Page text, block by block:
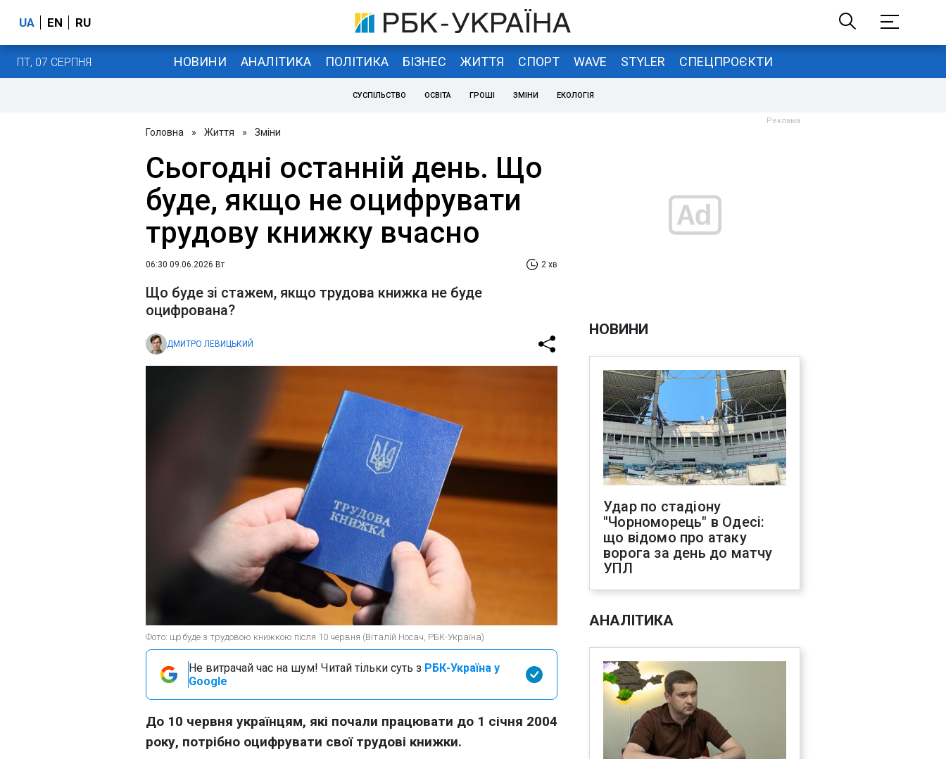
UA EN RU
ПТ, 07 СЕРПНЯ НОВИНИ АНАЛІТИКА ПОЛІТИКА БІЗНЕС ЖИТТЯ СПОРТ WAVE STYLER СПЕЦПРОЄКТИ
СУСПІЛЬСТВО ОСВІТА ГРОШІ ЗМІНИ ЕКОЛОГІЯ
Головна » Життя » Зміни
Сьогодні останній день. Що
буде, якщо не оцифрувати
трудову книжку вчасно
06:30 09.06.2026 Вт 2 хв
Що буде зі стажем, якщо трудова книжка не буде
оцифрована?
ДМИТРО ЛЕВИЦЬКИЙ
Фото: що буде з трудовою книжкою після 10 червня (Віталій Носач, РБК-Україна)
Не витрачай час на шум! Читай тільки суть з РБК-Україна у
Google
До 10 червня українцям, які почали працювати до 1 січня 2004
року, потрібно оцифрувати свої трудові книжки.
НОВИНИ
Удар по стадіону
"Чорноморець" в Одесі:
що відомо про атаку
ворога за день до матчу
УПЛ
АНАЛІТИКА